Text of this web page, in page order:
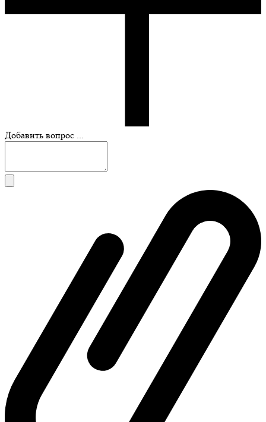
Добавить вопрос ...